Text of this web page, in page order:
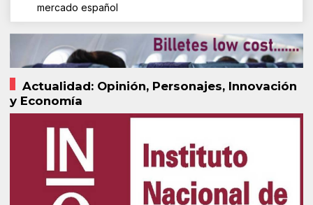
mercado español
Actualidad: Opinión, Personajes, Innovación
y Economía